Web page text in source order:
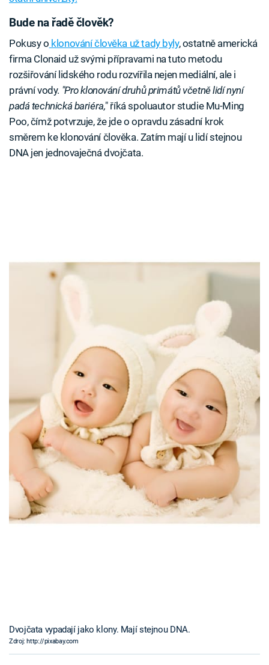
Bude na řadě člověk?
Pokusy o klonování člověka už tady byly, ostatně americká
firma Clonaid už svými přípravami na tuto metodu
rozšiřování lidského rodu rozvířila nejen mediální, ale i
právní vody. "Pro klonování druhů primátů včetně lidí nyní
padá technická bariéra," říká spoluautor studie Mu-Ming
Poo, čímž potvrzuje, že jde o opravdu zásadní krok
směrem ke klonování člověka. Zatím mají u lidí stejnou
DNA jen jednovaječná dvojčata.
Dvojčata vypadají jako klony. Mají stejnou DNA.
Zdroj: http://pixabay.com